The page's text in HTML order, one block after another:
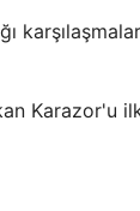
Karazor'u